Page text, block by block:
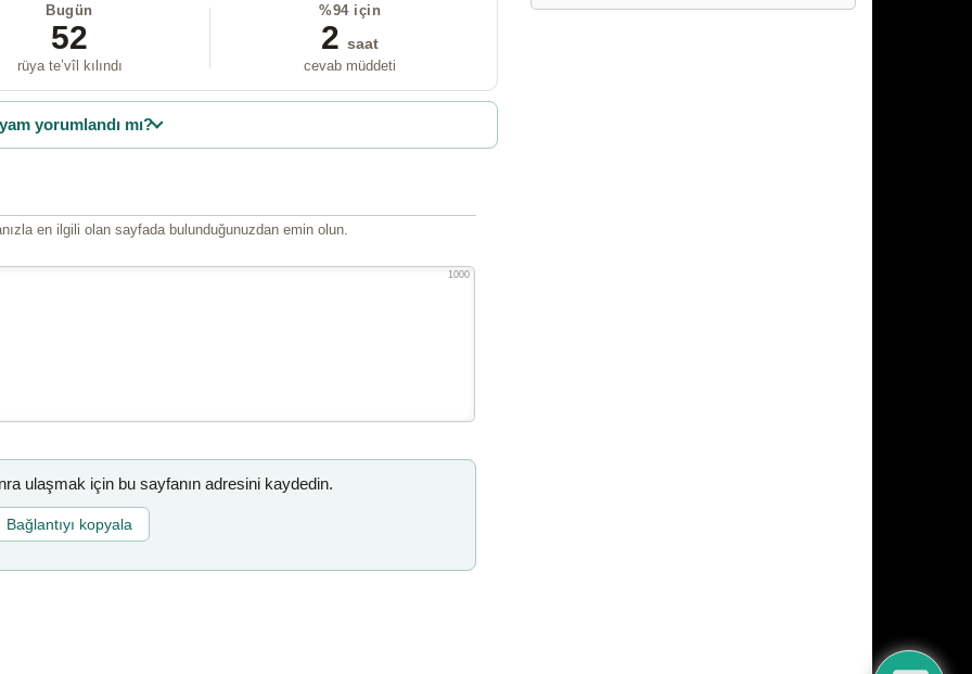
Bugün
52
rüya te’vîl kılındı
%94 için
2 saat
cevab müddeti
yorumlandı mı?
en ilgili olan sayfada bulunduğunuzdan emin olun.
1000
ulaşmak için bu sayfanın adresini kaydedin.
Bağlantıyı kopyala